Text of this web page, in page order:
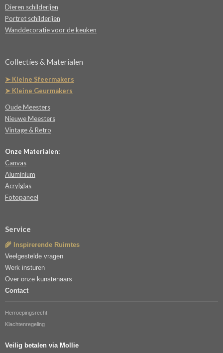
Dieren schilderijen
Portret schilderijen
Wanddecoratie voor de keuken
Collecties & Materialen
➤ Kleine Sfeermakers
➤ Kleine Geurmakers
Oude Meesters
Nieuwe Meesters
Vintage & Retro
Onze Materialen:
Canvas
Aluminium
Acrylglas
Fotopaneel
Service
🌾 Inspirerende Ruimtes
Veelgestelde vragen
Werk insturen
Over onze kunstenaars
Contact
Herroepingsrecht
Klachtenregeling
Veilig betalen via Mollie